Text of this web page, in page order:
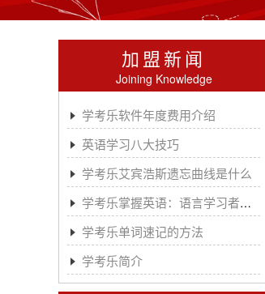
加盟新闻
Joining Knowledge
学考乐软件年度费用介绍
英语学习八大技巧
学考乐艾宾浩斯遗忘曲线是什么
学考乐掌握英语：语言学习者的有效方法
学考乐单词速记的方法
学考乐简介